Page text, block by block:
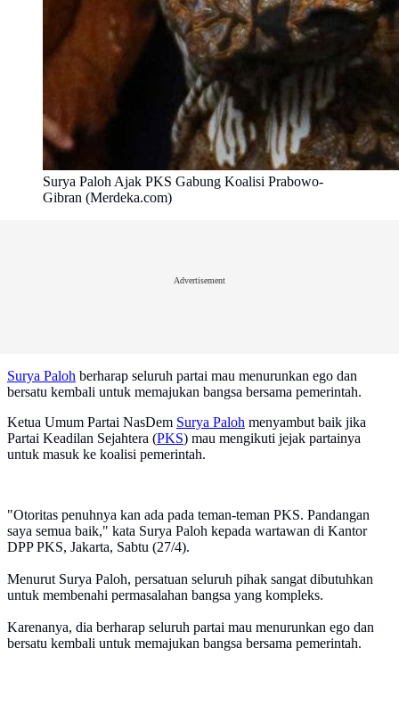
Surya Paloh Ajak PKS Gabung Koalisi Prabowo-
Gibran (Merdeka.com)
Advertisement
Surya Paloh berharap seluruh partai mau menurunkan ego dan
bersatu kembali untuk memajukan bangsa bersama pemerintah.
Ketua Umum Partai NasDem Surya Paloh menyambut baik jika
Partai Keadilan Sejahtera (PKS) mau mengikuti jejak partainya
untuk masuk ke koalisi pemerintah.
"Otoritas penuhnya kan ada pada teman-teman PKS. Pandangan
saya semua baik," kata Surya Paloh kepada wartawan di Kantor
DPP PKS, Jakarta, Sabtu (27/4).
Menurut Surya Paloh, persatuan seluruh pihak sangat dibutuhkan
untuk membenahi permasalahan bangsa yang kompleks.
Karenanya, dia berharap seluruh partai mau menurunkan ego dan
bersatu kembali untuk memajukan bangsa bersama pemerintah.